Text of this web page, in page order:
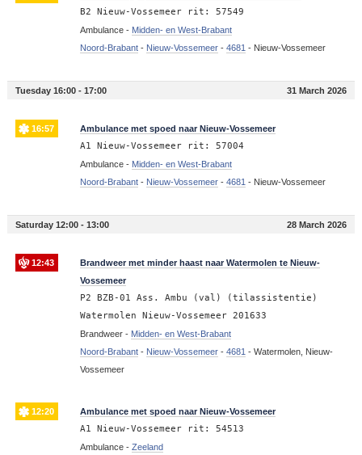
B2 Nieuw-Vossemeer rit: 57549
Ambulance - Midden- en West-Brabant
Noord-Brabant- Nieuw-Vossemeer- 4681- Nieuw-Vossemeer
Tuesday 16:00 - 17:00 31 March 2026
16:57 Ambulance met spoed naar Nieuw-Vossemeer
A1 Nieuw-Vossemeer rit: 57004
Ambulance - Midden- en West-Brabant
Noord-Brabant- Nieuw-Vossemeer- 4681- Nieuw-Vossemeer
Saturday 12:00 - 13:00 28 March 2026
12:43
Brandweer met minder haast naar Watermolen te Nieuw-
Vossemeer
P2 BZB-01 Ass. Ambu (val) (tilassistentie)
Watermolen Nieuw-Vossemeer 201633
Brandweer - Midden- en West-Brabant
Noord-Brabant- Nieuw-Vossemeer- 4681- Watermolen, Nieuw-
Vossemeer
12:20 Ambulance met spoed naar Nieuw-Vossemeer
A1 Nieuw-Vossemeer rit: 54513
Ambulance - Zeeland